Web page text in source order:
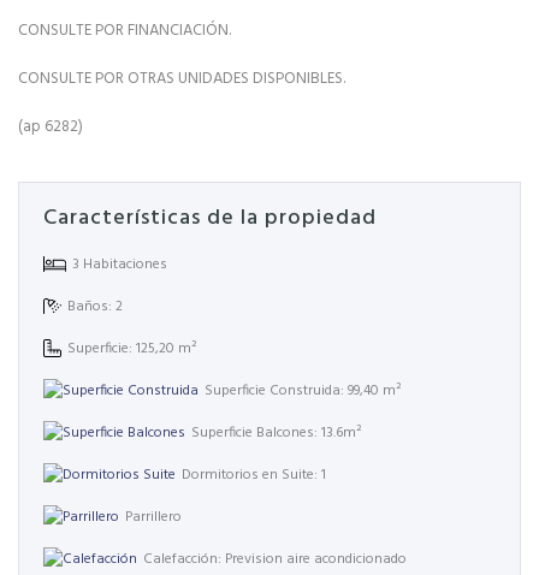
CONSULTE POR FINANCIACIÓN.
CONSULTE POR OTRAS UNIDADES DISPONIBLES.
(ap 6282)
Características de la propiedad
3 Habitaciones
Baños: 2
Superficie: 125,20 m²
Superficie Construida: 99,40 m²
Superficie Balcones: 13.6m²
Dormitorios en Suite: 1
Parrillero
Calefacción: Prevision aire acondicionado